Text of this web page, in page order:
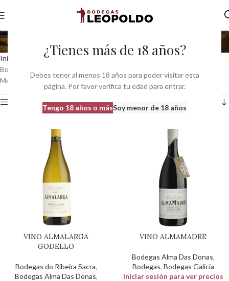
¿Tienes más de 18 años?
Debes tener al menos 18 años para poder visitar esta
página. Por favor verifica tu edad para entrar.
Tengo 18 años o másSoy menor de 18 años
Bodegas Alma Das Donas
Inicio Bodegas Bodegas Galicia Bodegas do Ribeira Sacra
Bodegas Alma Das Donas
Mostrando los 4 resultados
Ver barra lateral
VINO ALMALARGA
GODELLO
Bodegas do Ribeira Sacra,
Bodegas Alma Das Donas,
VINO ALMAMADRE
Bodegas Alma Das Donas,
Bodegas, Bodegas Galicia
Iniciar sesión para ver precios